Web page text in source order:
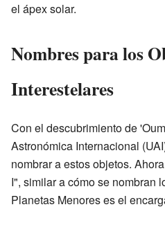
el ápex solar.
Nombres para los
Interestelares
Con el descubrimiento de
Astronómica Internacional
nombrar a estos objetos.
I", similar a cómo se nombran
Planetas Menores es el